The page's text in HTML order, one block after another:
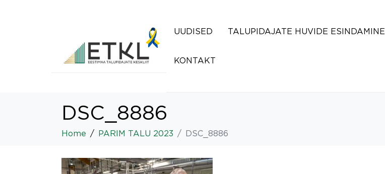
UUDISED TALUPIDAJATE HUVIDE ESINDAMINE
KONTAKT
DSC_8886
Home PARIM TALU 2023 DSC_8886